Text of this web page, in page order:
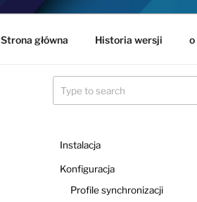
Strona główna Historia wersji o
Instalacja
Konfiguracja
Profile synchronizacji